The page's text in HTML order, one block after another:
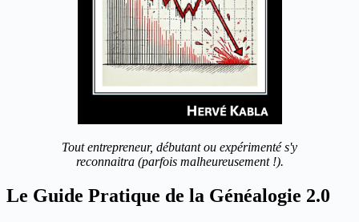
Tout entrepreneur, débutant ou expérimenté s'y
reconnaitra (parfois malheureusement !).
Le Guide Pratique de la Généalogie 2.0